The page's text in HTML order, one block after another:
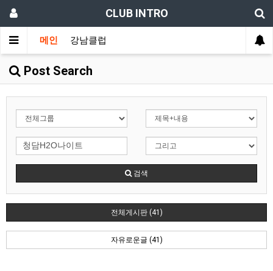
CLUB INTRO
메인 강남클럽
Post Search
검색
전체게시판 (41)
자유로운글 (41)